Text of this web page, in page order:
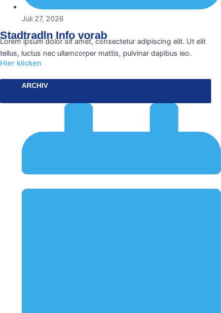
Juli 27, 2026
Stadtradln Info vorab
Lorem ipsum dolor sit amet, consectetur adipiscing elit. Ut elit
tellus, luctus nec ullamcorper mattis, pulvinar dapibus leo.
Hier klicken
ARCHIV